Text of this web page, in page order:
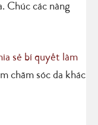
Chúc các nàng
sẻ bí quyết làm
chăm sóc da khác